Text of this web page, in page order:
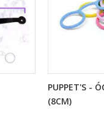
PUPPET'S -
(8CM)